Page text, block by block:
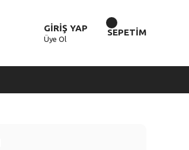
GİRİŞ YAP
Üye Ol
SEPETİM